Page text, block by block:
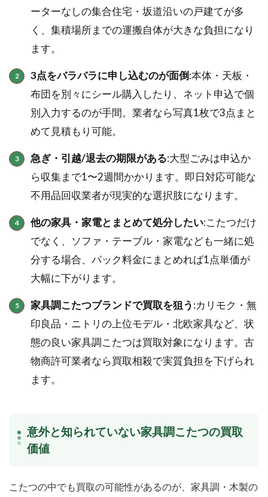
ーターなしの集合住宅・坂道沿いの戸建てが多
く、集積場所までの運搬自体が大きな負担になり
ます。
3点をバラバラに申し込むのが面倒:本体・天板・
布団を別々にシール購入したり、ネット申込で個
別入力するのが手間。業者なら写真1枚で3点まと
めて見積もり可能。
急ぎ・引越/退去の期限がある:大型ごみは申込か
ら収集まで1〜2週間かかります。即日対応可能な
不用品回収業者が現実的な選択肢になります。
他の家具・家電とまとめて処分したい:こたつだけ
でなく、ソファ・テーブル・家電なども一緒に処
分する場合、パック料金にまとめれば1点単価が
大幅に下がります。
家具調こたつブランドで買取を狙う:カリモク・無
印良品・ニトリの上位モデル・北欧家具など、状
態の良い家具調こたつは買取対象になります。古
物商許可業者なら買取相殺で実質負担を下げられ
ます。
意外と知られていない家具調こたつの買取
価値
こたつの中でも買取の可能性があるのが、家具調・木製の